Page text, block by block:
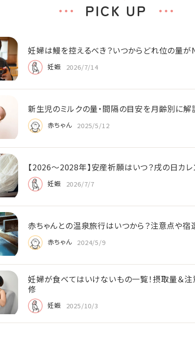
PICK UP
妊婦は鰻を控えるべき？いつからどれ位の量
妊娠 2026/7/14
新生児のミルクの量・間隔の目安を月齢別に解
赤ちゃん 2025/5/12
【2026〜2028年】安産祈願はいつ？戌の日カレ
妊娠 2026/7/7
赤ちゃんとの温泉旅行はいつから？注意点や
赤ちゃん 2024/5/9
妊婦が食べてはいけないもの一覧！摂取量＆
修
妊娠 2025/10/3